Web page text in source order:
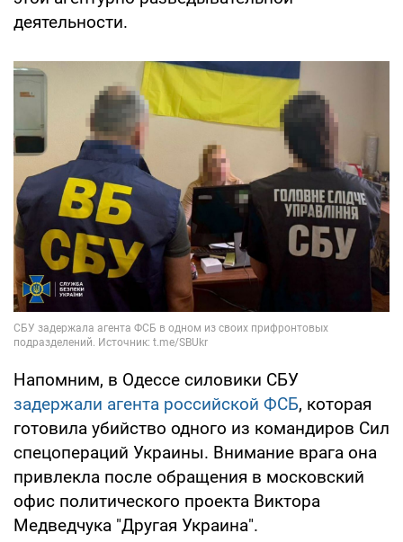
деятельности.
Напомним, в Одессе силовики СБУ
задержали агента российской ФСБ, которая
готовила убийство одного из командиров Сил
спецопераций Украины. Внимание врага она
привлекла после обращения в московский
офис политического проекта Виктора
Медведчука "Другая Украина".